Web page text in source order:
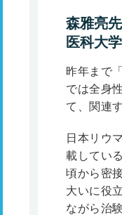
森雅亮
医科大
昨年まで
では全身
て、関連
日本リウ
載してい
頃から密
大いに役
ながら治